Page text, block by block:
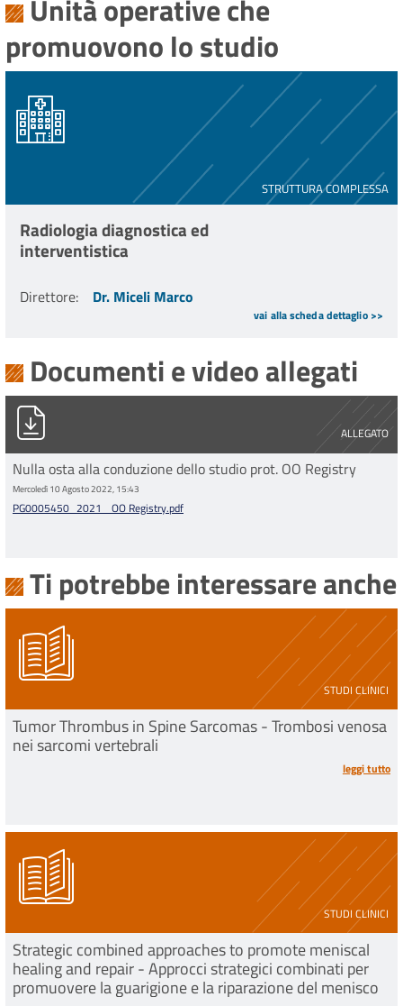
Unità operative che
promuovono lo studio
STRUTTURA COMPLESSA
Radiologia diagnostica ed
interventistica
Direttore: Dr. Miceli Marco
vai alla scheda dettaglio >>
Documenti e video allegati
ALLEGATO
PG0005450_2021_ OO Registry.pdf
Nulla osta alla conduzione dello studio prot. OO Registry
Mercoledì 10 Agosto 2022, 15:43
PG0005450_2021_ OO Registry.pdf
Ti potrebbe interessare anche
STUDI CLINICI
Tumor Thrombus in Spine Sarcomas - Trombosi venosa
nei sarcomi vertebrali
leggi tutto
STUDI CLINICI
Strategic combined approaches to promote meniscal
healing and repair - Approcci strategici combinati per
promuovere la guarigione e la riparazione del menisco